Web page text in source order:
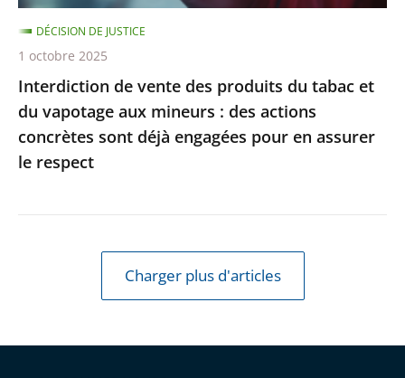
vapotage
aux
mineurs
:
des
actions
concrètes
le
Interdiction de vente des produits du tabac et
du vapotage aux mineurs : des actions
concrètes sont déjà engagées pour en assurer
le respect
DÉCISION DE JUSTICE
1 octobre 2025
Charger plus d'articles